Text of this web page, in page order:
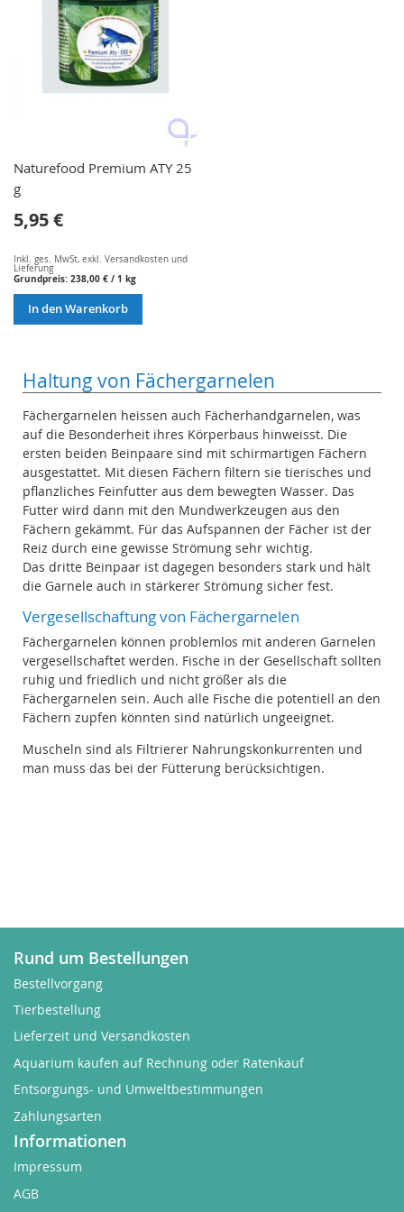
Naturefood Premium ATY 25
g
5,95 €
Inkl. ges. MwSt, exkl. Versandkosten und
Lieferung
Grundpreis: 238,00 € / 1 kg
In den Warenkorb
Haltung von Fächergarnelen
Fächergarnelen heissen auch Fächerhandgarnelen, was
auf die Besonderheit ihres Körperbaus hinweisst. Die
ersten beiden Beinpaare sind mit schirmartigen Fächern
ausgestattet. Mit diesen Fächern filtern sie tierisches und
pflanzliches Feinfutter aus dem bewegten Wasser. Das
Futter wird dann mit den Mundwerkzeugen aus den
Fächern gekämmt. Für das Aufspannen der Fächer ist der
Reiz durch eine gewisse Strömung sehr wichtig.
Das dritte Beinpaar ist dagegen besonders stark und hält
die Garnele auch in stärkerer Strömung sicher fest.
Vergesellschaftung von Fächergarnelen
Fächergarnelen können problemlos mit anderen Garnelen
vergesellschaftet werden. Fische in der Gesellschaft sollten
ruhig und friedlich und nicht größer als die
Fächergarnelen sein. Auch alle Fische die potentiell an den
Fächern zupfen könnten sind natürlich ungeeignet.
Muscheln sind als Filtrierer Nahrungskonkurrenten und
man muss das bei der Fütterung berücksichtigen.
Rund um Bestellungen
Bestellvorgang
Tierbestellung
Lieferzeit und Versandkosten
Aquarium kaufen auf Rechnung oder Ratenkauf
Entsorgungs- und Umweltbestimmungen
Zahlungsarten
Informationen
Impressum
AGB